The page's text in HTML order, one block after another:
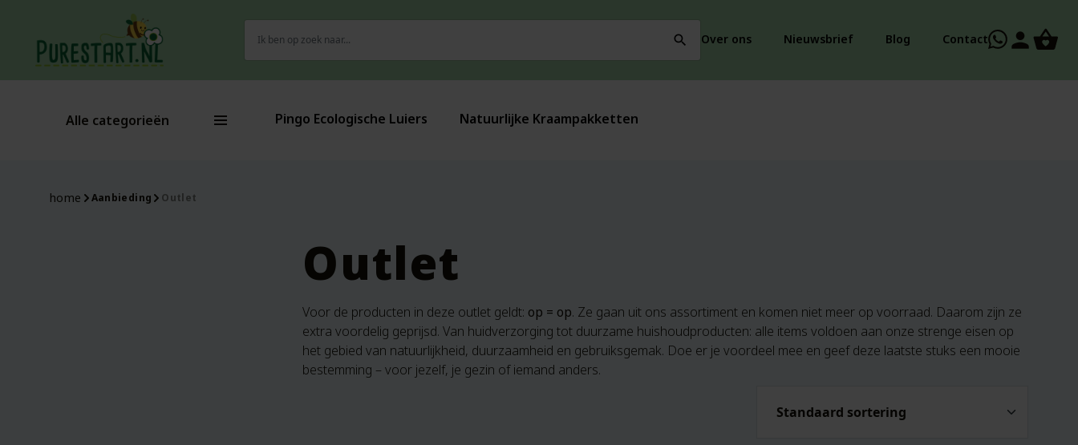
naar:
search Over ons Nieuwsbrief Blog Contact person
Alle categorieën Pingo Ecologische Luiers Natuurlijke Kraampakketten
home Aanbieding Outlet
Outlet
Voor de producten in deze outlet geldt: op = op. Ze gaan uit ons assortiment en komen niet meer op voorraad. Daarom zijn ze
extra voordelig geprijsd. Van huidverzorging tot duurzame huishoudproducten: alle items voldoen aan onze strenge eisen op
het gebied van natuurlijkheid, duurzaamheid en gebruiksgemak. Doe er je voordeel mee en geef deze laatste stuks een mooie
bestemming – voor jezelf, je gezin of iemand anders.